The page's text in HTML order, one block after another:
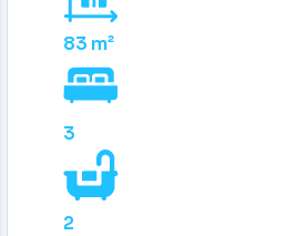
83 m²
3
2